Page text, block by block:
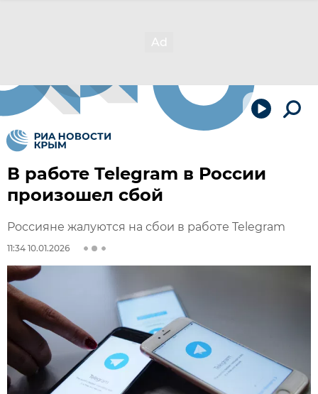
В работе Telegram в России
произошел сбой
Россияне жалуются на сбои в работе Telegram
11:34 10.01.2026